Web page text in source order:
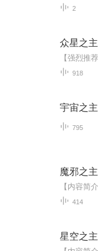
2
众星之主
918
宇宙之主
795
魔邪之主
414
星空之主